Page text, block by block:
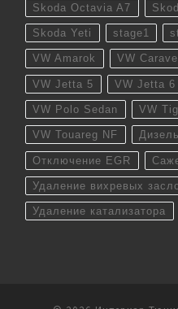
Skoda Octavia A7
Skoda Yeti stage1
VW Amarok VW
VW Jetta 5 VW Jetta 6
VW Polo Sedan VW
VW Touareg NF Дизель
Отключение EGR
Удаление вихревых
Удаление катализатора